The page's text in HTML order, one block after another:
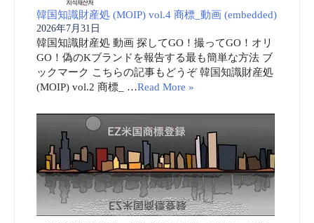
韓国知識財産処 (MOIP) vol.4 商標_動画 (embedded)
2026年7月31日
韓国知識財産処 動画 探してGO！撮ってGO！オリ
GO！偽のKブランドを報告する最も簡単な方法 ブ
ックマーク こちらの記事もどうぞ 韓国知識財産処
(MOIP) vol.2 商標_ …Read More »